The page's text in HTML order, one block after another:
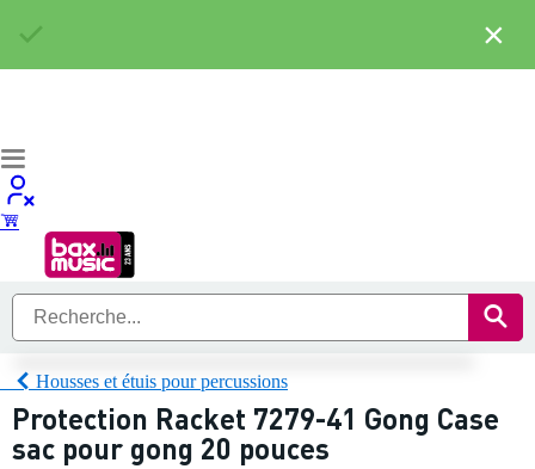
Housses et étuis pour percussions
Protection Racket 7279-41 Gong Case
sac pour gong 20 pouces
×